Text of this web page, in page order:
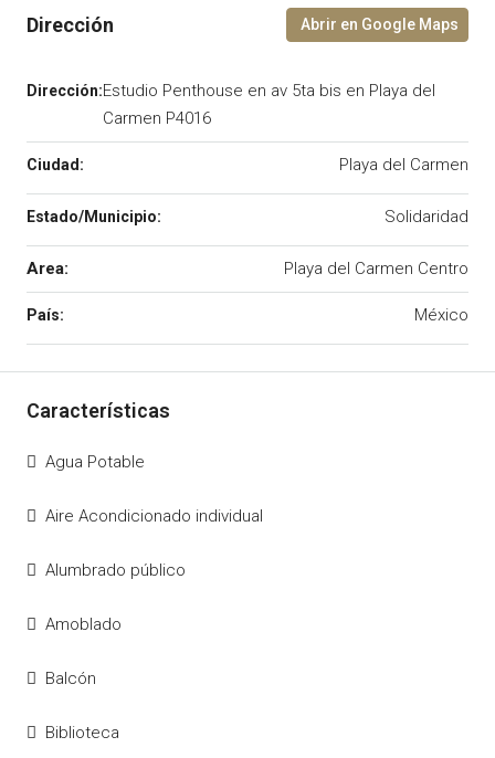
Estudio Penthouse en av 5ta bis en Playa del
Carmen P4016
Playa del Carmen
Solidaridad
Area: Playa del Carmen Centro
México
Agua Potable
Aire Acondicionado individual
Alumbrado público
Amoblado
Balcón
Biblioteca